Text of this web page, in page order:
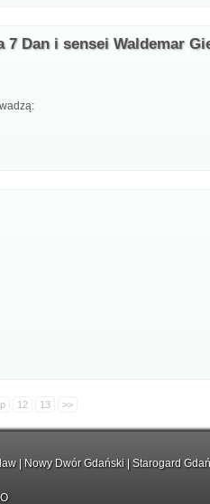
7 Dan i sensei Waldemar
12 13 >>
| Nowy Dwór Gdański | Starogard